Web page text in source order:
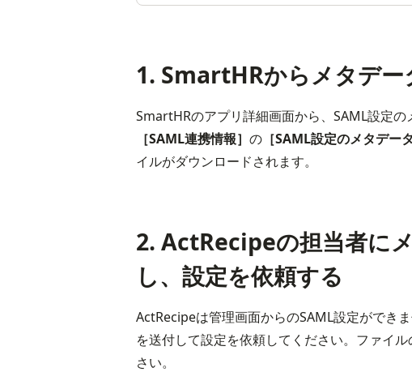
1. SmartHRからメタデ
［SAML連携情報］ の ［SAML設定のメタデータ
イルがダウンロードされます。
2. ActRecipeの担当者に
し、設定を依頼する
ActRecipeは管理画面からのSAML設定ができ
を送付して設定を依頼してください。ファイ
さい。